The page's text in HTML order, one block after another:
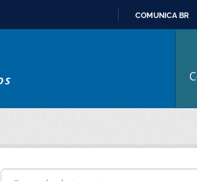
COMUNICA BR